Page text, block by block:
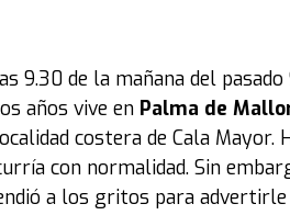
9.30 de la mañana del
años vive en Palma de
costera de Cala
con normalidad. Sin
a los gritos para advertirle